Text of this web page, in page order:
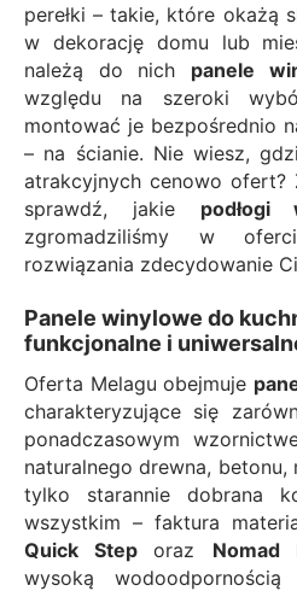
perełki – takie, które okażą
w dekorację domu lub
należą do nich panele
względu na szeroki
montować je bezpośrednio
– na ścianie. Nie wiesz,
atrakcyjnych cenowo
sprawdź, jakie
zgromadziliśmy w
rozwiązania zdecydowanie
Panele winylowe do
funkcjonalne i
Oferta Melagu obejmuje
charakteryzujące się
ponadczasowym
naturalnego drewna,
tylko starannie dobrana
wszystkim – faktura
Quick Steporaz Nomad
wysoką